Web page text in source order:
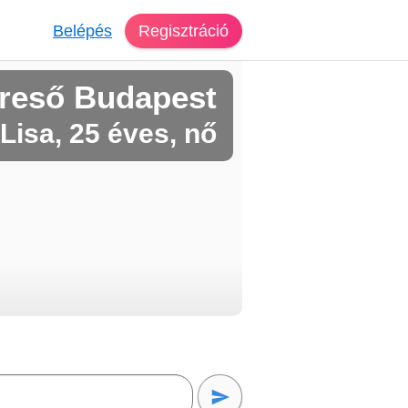
Belépés Regisztráció
Budapest
Lisa, 25 éves, nő